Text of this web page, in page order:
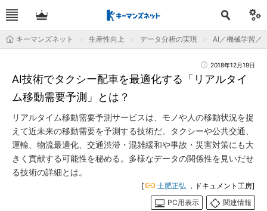
キーマンズネット 生産性向上 データ分析の実現 AI／機械学習／
2018年12月19日
AI技術でタクシー配車を最適化する「リアルタイ
ム移動需要予測」とは？
リアルタイム移動需要予測サービスは、モノや人の移動状況を捉
えて近未来の移動需要を予測する技術だ。タクシーや公共交通、
運輸、物流最適化、交通渋滞・混雑緩和や事故・災害対策にも大
きく貢献する可能性を秘める。多様なデータの関係性を見いだせ
る技術の詳細とは。
[ 土肥正弘 ，ドキュメント工房]
PC用表示
関連情報